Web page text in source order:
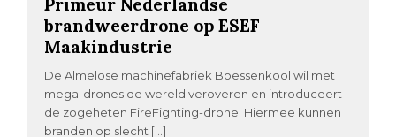
brandweerdrone op ESEF
Maakindustrie
De Almelose machinefabriek Boessenkool wil met
mega-drones de wereld veroveren en introduceert
de zogeheten FireFighting-drone. Hiermee kunnen
branden op slecht […]